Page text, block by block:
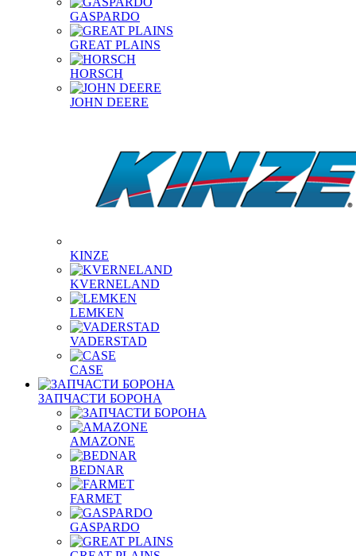
GASPARDO
GREAT PLAINS
HORSCH
JOHN DEERE
KINZE
KVERNELAND
LEMKEN
VADERSTAD
СASE
ЗАПЧАСТИ БОРОНА
AMAZONE
BEDNAR
FARMET
GASPARDO